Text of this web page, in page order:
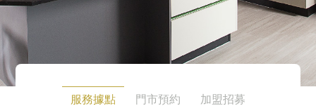
服務據點 門市預約 加盟招募